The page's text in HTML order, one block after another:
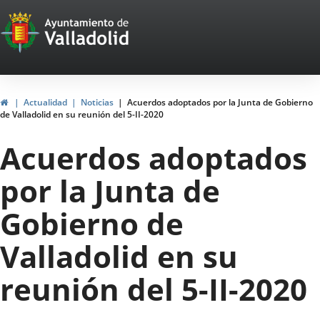
Portal
Web
del
Ayuntamiento
de
Valladolid
InicioActualidad Noticias
Acuerdos adoptados por la Junta de Gobierno
de Valladolid en su reunión del 5-II-2020
Acuerdos adoptados
por la Junta de
Gobierno de
Valladolid en su
reunión del 5-II-2020